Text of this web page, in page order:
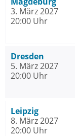
3. März 2027
20:00 Uhr
Dresden
5. März 2027
20:00 Uhr
Leipzig
8. März 2027
20:00 Uhr